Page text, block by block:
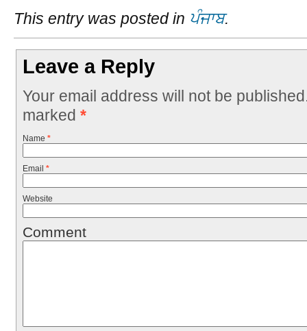
This entry was posted in ਪੰਜਾਬ.
Leave a Reply
Your email address will not be
marked *
Name *
Email *
Website
Comment